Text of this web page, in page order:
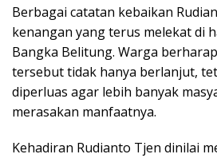
Berbagai catatan kebaikan
kenangan yang terus melekat di
Bangka Belitung. Warga
tersebut tidak hanya berlanjut,
diperluas agar lebih banyak
merasakan manfaatnya.
Kehadiran Rudianto Tjen dinilai